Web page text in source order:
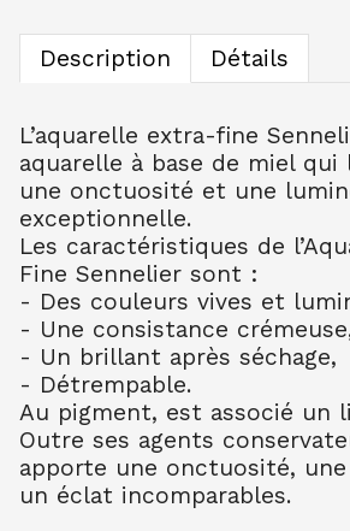
AQUARELLE EXTRA
7.90€ TTC 7.89 € TTC
AQUARELLE EXTRA
BLEU CERULEUM 302
10.99€ TTC 10.99 € TTC
AQUARELLE EXTRA
BLEU COB FONC 309
10.99€ TTC 10.99€ TTC
AQUARELLE EXTRA
BLEU OUTR FR 314
8.80 € TTC 8.80€ TTC
AQUARELLE EXTRA
BLEU ROYAL 322
7.90€ TTC 7.89€ TTC
Description Détails
L’aquarelle extra-fine
aquarelle à base de miel qui
une onctuosité et une
exceptionnelle.
Les caractéristiques de
Fine Sennelier sont :
- Des couleurs vives et
- Une consistance
- Un brillant après séchage,
- Détrempable.
Au pigment, est associé un
Outre ses agents
apporte une onctuosité,
un éclat incomparables.